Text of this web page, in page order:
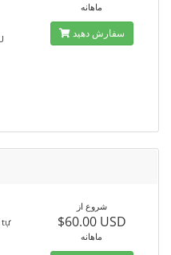
ماهانه
سفارش دهید
tự
شروع از
$60.00 USD
ماهانه